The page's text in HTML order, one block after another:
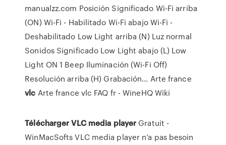
manualzz.com Posición Significado Wi-Fi arriba
(ON) Wi-Fi - Habilitado Wi-Fi abajo Wi-Fi -
Deshabilitado Low Light arriba (N) Luz normal
Sonidos Significado Low Light abajo (L) Low
Light ON 1 Beep Iluminación (Wi-Fi Off)
Resolución arriba (H) Grabación… Arte france
vlc Arte france vlc FAQ fr - WineHQ Wiki
Télécharger VLC media player Gratuit -
WinMacSofts VLC media player n’a pas besoin